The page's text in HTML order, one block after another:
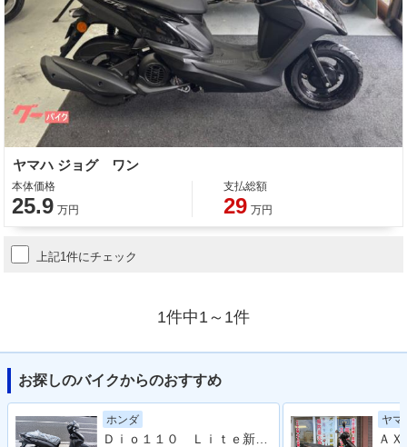
ヤマハ ジョグ ワン
本体価格
25.9 万円
支払総額
29 万円
上記1件にチェック
1件中1～1件
お探しのバイクからのおすすめ
ホンダ
Ｄｉｏ１１０ Ｌｉｔｅ新基準原付・原付免許運転可
ヤマ